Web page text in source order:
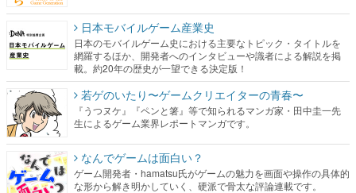
日本モバイルゲーム産業史
日本のモバイルゲーム史における主要なトピック・タイトルを
網羅するほか、開発者へのインタビューや識者による解説を掲
載。約20年の歴史が一望できる決定版！
若ゲのいたり〜ゲームクリエイターの青春〜
『うつヌケ』『ペンと箸』等で知られるマンガ家・田中圭一先
生によるゲーム業界レポートマンガです。
なんでゲームは面白い？
ゲーム開発者・hamatsu氏がゲームの魅力を画面や操作の具体的
な形から解き明かしていく、硬派で骨太な評論連載です。